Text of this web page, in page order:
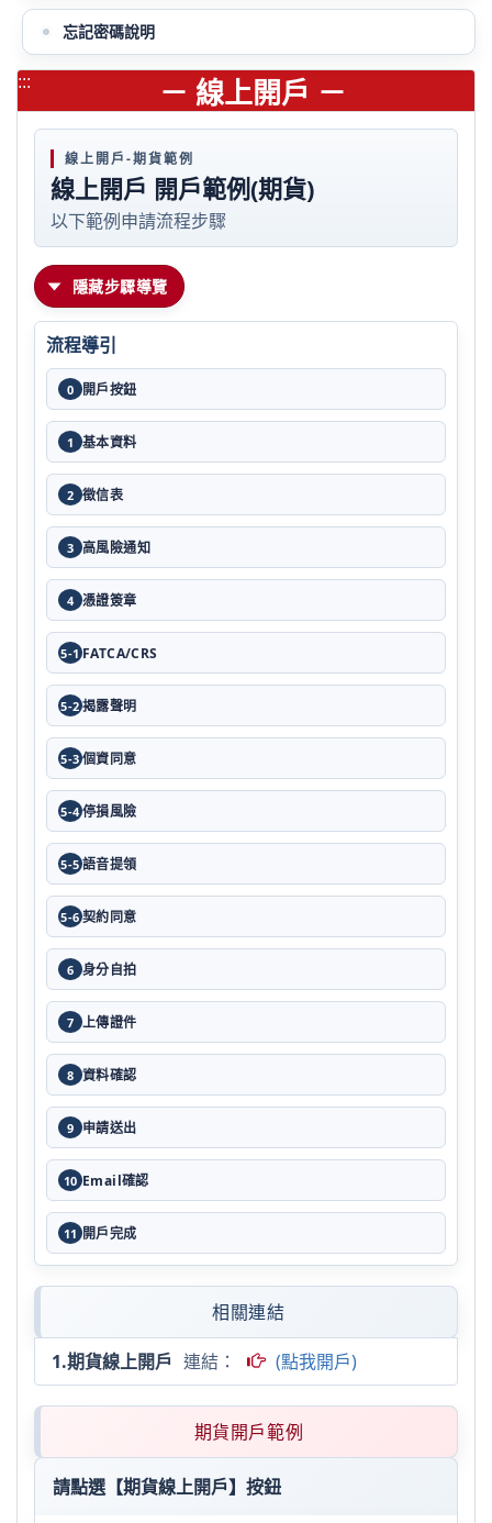
忘記密碼說明
::: － 線上開戶 －
線上開戶-期貨範例
線上開戶 開戶範例(期貨)
以下範例申請流程步驟
隱藏步驟導覽
流程導引
0 開戶按鈕
1 基本資料
2 徵信表
3 高風險通知
4 憑證簽章
5-1 FATCA/CRS
5-2 揭露聲明
5-3 個資同意
5-4停損風險
5-5 語音提領
5-6 契約同意
6 身分自拍
7 上傳證件
8 資料確認
9 申請送出
10 Email確認
11 開戶完成
相關連結
1.期貨線上開戶 連結： (點我開戶)
期貨開戶範例
請點選【期貨線上開戶】按鈕